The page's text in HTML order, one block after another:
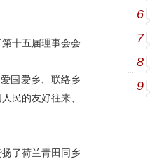
十五届理事会会
国爱乡、联络乡
民的友好往来、
了荷兰青田同乡
6
7
8
9